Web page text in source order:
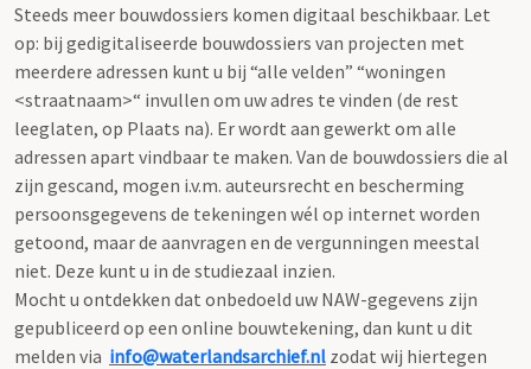
Steeds meer bouwdossiers komen digitaal beschikbaar. Let
op: bij gedigitaliseerde bouwdossiers van projecten met
meerdere adressen kunt u bij “alle velden” “woningen
<straatnaam>“ invullen om uw adres te vinden (de rest
leeglaten, op Plaats na). Er wordt aan gewerkt om alle
adressen apart vindbaar te maken. Van de bouwdossiers die al
zijn gescand, mogen i.v.m. auteursrecht en bescherming
persoonsgegevens de tekeningen wél op internet worden
getoond, maar de aanvragen en de vergunningen meestal
niet. Deze kunt u in de studiezaal inzien.
Mocht u ontdekken dat onbedoeld uw NAW-gegevens zijn
gepubliceerd op een online bouwtekening, dan kunt u dit
melden via info@waterlandsarchief.nl zodat wij hiertegen